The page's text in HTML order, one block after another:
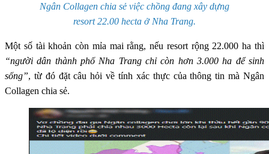
Ngân Collagen chia sẻ việc chồng đang xây dựng
resort 22.00 hecta ở Nha Trang.
Một số tài khoản còn mỉa mai rằng, nếu resort rộng 22.000 ha thì
“người dân thành phố Nha Trang chỉ còn hơn 3.000 ha để sinh
sống”, từ đó đặt câu hỏi về tính xác thực của thông tin mà Ngân
Collagen chia sẻ.